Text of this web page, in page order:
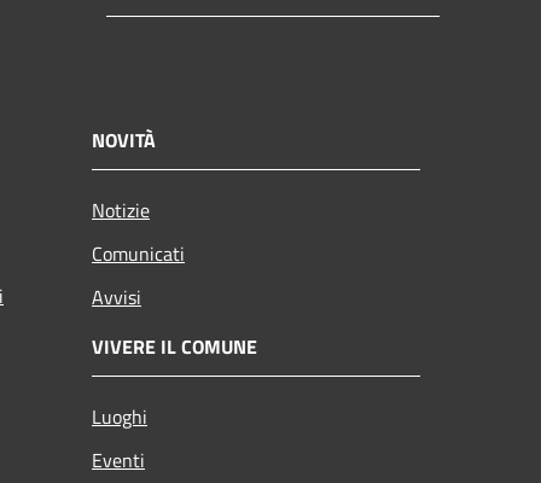
NOVITÀ
Notizie
Comunicati
Avvisi
VIVERE IL COMUNE
Luoghi
Eventi